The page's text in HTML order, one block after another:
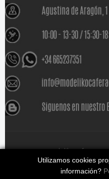
Utilizamos cookies
información?